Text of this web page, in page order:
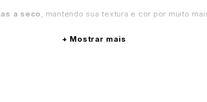
a seco, mantendo sua textura e cor por muito
obra-prima do design têxtil, criada para quem
Mostrar mais